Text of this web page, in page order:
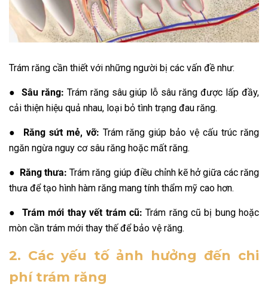
Trám răng cần thiết với những người bị các vấn đề như:
● Sâu răng: Trám răng sâu giúp lỗ sâu răng được lấp đầy,
cải thiện hiệu quả nhau, loại bỏ tình trạng đau răng.
● Răng sứt mẻ, vỡ: Trám răng giúp bảo vệ cấu trúc răng
ngăn ngừa nguy cơ sâu răng hoặc mất răng.
● Răng thưa: Trám răng giúp điều chỉnh kẽ hở giữa các răng
thưa để tạo hình hàm răng mang tính thẩm mỹ cao hơn.
● Trám mới thay vết trám cũ:Trám răng cũ bị bung hoặc
mòn cần trám mới thay thế để bảo vệ răng.
2. Các yếu tố ảnh hưởng đến chi
phí trám răng